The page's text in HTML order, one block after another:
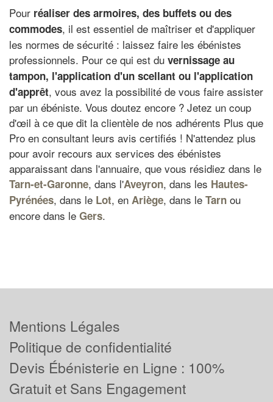
Pour réaliser des armoires, des buffets ou des
commodes, il est essentiel de maîtriser et d'appliquer
les normes de sécurité : laissez faire les ébénistes
professionnels. Pour ce qui est du vernissage au
tampon, l'application d'un scellant ou l'application
d'apprêt, vous avez la possibilité de vous faire assister
par un ébéniste. Vous doutez encore ? Jetez un coup
d'œil à ce que dit la clientèle de nos adhérents Plus que
Pro en consultant leurs avis certifiés ! N'attendez plus
pour avoir recours aux services des ébénistes
apparaissant dans l'annuaire, que vous résidiez dans le
Tarn-et-Garonne, dans l'Aveyron, dans les Hautes-
Pyrénées, dans le Lot, en Ariège, dans le Tarn ou
encore dans le Gers.
Mentions Légales
Politique de confidentialité
Devis Ébénisterie en Ligne : 100%
Gratuit et Sans Engagement